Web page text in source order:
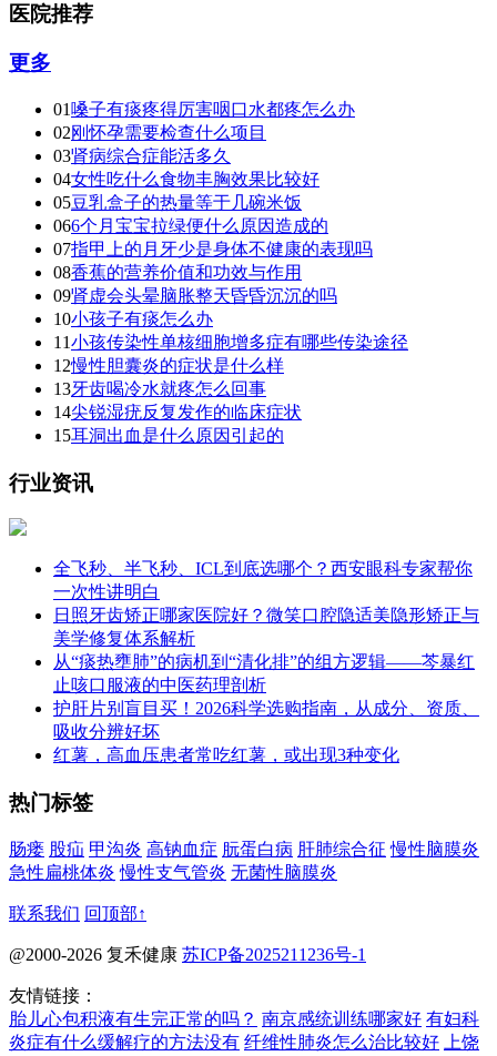
医院推荐
更多
01 嗓子有痰疼得厉害咽口水都疼怎么办
02刚怀孕需要检查什么项目
03肾病综合症能活多久
04女性吃什么食物丰胸效果比较好
05豆乳盒子的热量等于几碗米饭
066个月宝宝拉绿便什么原因造成的
07指甲上的月牙少是身体不健康的表现吗
08香蕉的营养价值和功效与作用
09肾虚会头晕脑胀整天昏昏沉沉的吗
10小孩子有痰怎么办
11小孩传染性单核细胞增多症有哪些传染途径
12慢性胆囊炎的症状是什么样
13牙齿喝冷水就疼怎么回事
14尖锐湿疣反复发作的临床症状
15耳洞出血是什么原因引起的
行业资讯
全飞秒、半飞秒、ICL到底选哪个？西安眼科专家帮你
一次性讲明白
日照牙齿矫正哪家医院好？微笑口腔隐适美隐形矫正与
美学修复体系解析
从“痰热壅肺”的病机到“清化排”的组方逻辑——芩暴红
止咳口服液的中医药理剖析
护肝片别盲目买！2026科学选购指南，从成分、资质、
吸收分辨好坏
红薯，高血压患者常吃红薯，或出现3种变化
热门标签
肠瘘 股疝 甲沟炎 高钠血症 朊蛋白病 肝肺综合征 慢性脑膜炎
急性扁桃体炎 慢性支气管炎 无菌性脑膜炎
联系我们 回顶部↑
@2000-2026 复禾健康 苏ICP备2025211236号-1
友情链接：
胎儿心包积液有生完正常的吗？ 南京感统训练哪家好 有妇科
炎症有什么缓解疗的方法没有 纤维性肺炎怎么治比较好
上饶